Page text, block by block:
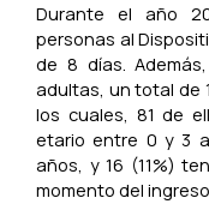
Durante el año
personas al
de 8 días.
adultas, un total de
los cuales, 81 de
etario entre 0 y 3
años, y 16 (11%)
momento del